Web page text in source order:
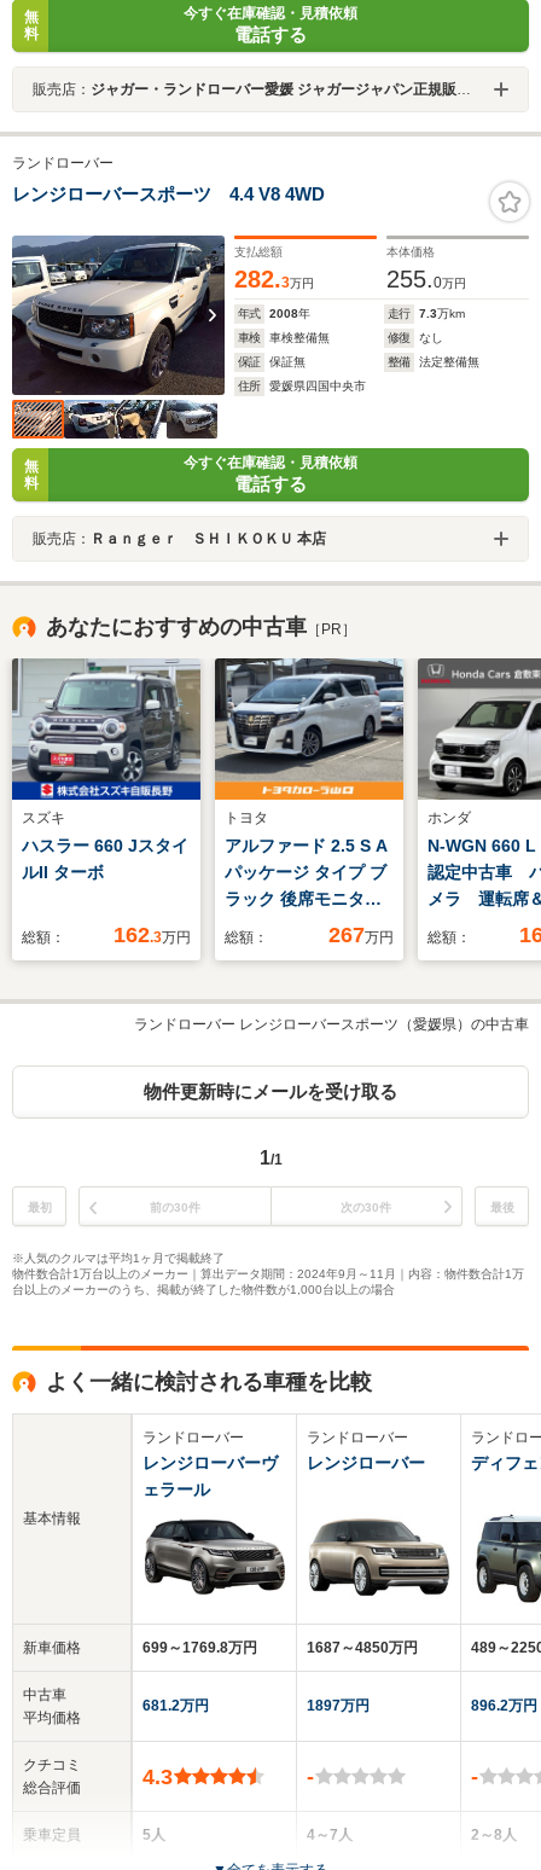
無
料
今すぐ在庫確認・見積依頼
電話する
販売店： ジャガー・ランドローバー愛媛 ジャガージャパン正規販売店
ランドローバー
レンジローバースポーツ 4.4 V8 4WD
支払総額
282.3万円
本体価格
255.0万円
年式 2008年 走行 7.3万km
車検
車検整備無 修復
なし
保証
保証無 整備
法定整備無
住所
愛媛県四国中央市
無
料
今すぐ在庫確認・見積依頼
電話する
販売店： Ｒａｎｇｅｒ ＳＨＩＫＯＫＵ 本店
あなたにおすすめの中古車 ［PR］
スズキ
ハスラー 660 Jスタイ
ルII ターボ
総額： 162.3万円
トヨタ
アルファード 2.5 S A
パッケージ タイプ ブ
ラック 後席モニター/
ワンオーナー/ETC/バ
両側電動スライドド
ア/点検記録簿
総額： 267万円
ホンダ
N-WGN 660
認定中古車
メラ 運転席
シートヒー
総額：
ランドローバー レンジローバースポーツ（愛媛県）の中古車
物件更新時にメールを受け取る
1/1
最初 前の30件 次の30件 最後
※人気のクルマは平均1ヶ月で掲載終了
物件数合計1万台以上のメーカー｜算出データ期間：2024年9月～11月｜内容：物件数合計1万
台以上のメーカーのうち、掲載が終了した物件数が1,000台以上の場合
よく一緒に検討される車種を比較
基本情報
新車価格
中古車
平均価格
クチコミ
総合評価
乗車定員
ランドローバー
レンジローバーヴ
ェラール
699～1769.8万円
681.2万円
4.3
5人
ランドローバー
レンジローバー
1687～4850万円
1897万円
-
4～7人
ランドロ
ディフ
489～
896.2万円
-
2～8人